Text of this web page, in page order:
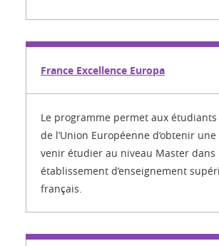
France Excellence Europa
Le programme permet aux étudiants
de l’Union Européenne d’obtenir
venir étudier au niveau Master dans
établissement d’enseignement
français.